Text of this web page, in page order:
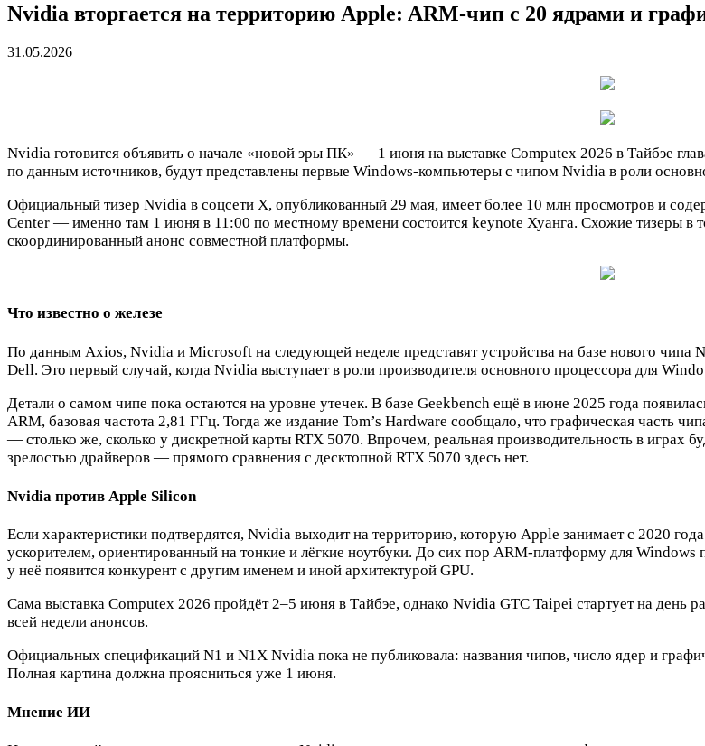
Nvidia вторгается на территорию Apple: ARM-чип с 20 ядрами и
31.05.2026
Nvidia готовится объявить о начале «новой эры ПК» — 1 июня на выставке Computex 2026 в Тайбэе
по данным источников, будут представлены первые Windows-компьютеры с чипом Nvidia в роли
Официальный тизер Nvidia в соцсети X, опубликованный 29 мая, имеет более 10 млн просмотров и
Center — именно там 1 июня в 11:00 по местному времени состоится keynote Хуанга. Схожие тизеры в
скоординированный анонс совместной платформы.
Что известно о железе
По данным Axios, Nvidia и Microsoft на следующей неделе представят устройства на базе нового
Dell. Это первый случай, когда Nvidia выступает в роли производителя основного процессора для
Детали о самом чипе пока остаются на уровне утечек. В базе Geekbench ещё в июне 2025 года
ARM, базовая частота 2,81 ГГц. Тогда же издание Tom’s Hardware сообщало, что графическая часть
— столько же, сколько у дискретной карты RTX 5070. Впрочем, реальная производительность в играх
зрелостью драйверов — прямого сравнения с десктопной RTX 5070 здесь нет.
Nvidia против Apple Silicon
Если характеристики подтвердятся, Nvidia выходит на территорию, которую Apple занимает с 2020
ускорителем, ориентированный на тонкие и лёгкие ноутбуки. До сих пор ARM-платформу для
у неё появится конкурент с другим именем и иной архитектурой GPU.
Сама выставка Computex 2026 пройдёт 2–5 июня в Тайбэе, однако Nvidia GTC Taipei стартует на
всей недели анонсов.
Официальных спецификаций N1 и N1X Nvidia пока не публиковала: названия чипов, число ядер и
Полная картина должна проясниться уже 1 июня.
Мнение ИИ